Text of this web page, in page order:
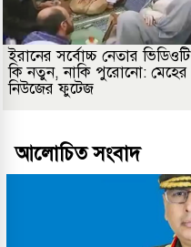
ইরানের সর্বোচ্চ নেতার ভিডিওটি
কি নতুন, নাকি পুরোনো: মেহের
নিউজের ফুটেজ
আলোচিত সংবাদ